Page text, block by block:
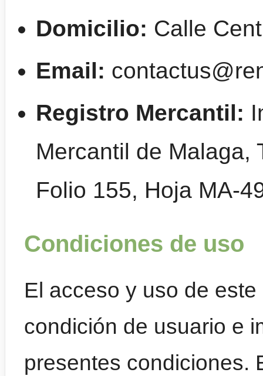
Domicilio: Calle
Email:
Registro Mercantil:
Mercantil de Malaga,
Folio 155, Hoja MA-
Condiciones de uso
El acceso y uso de
condición de usuario e
presentes condiciones.